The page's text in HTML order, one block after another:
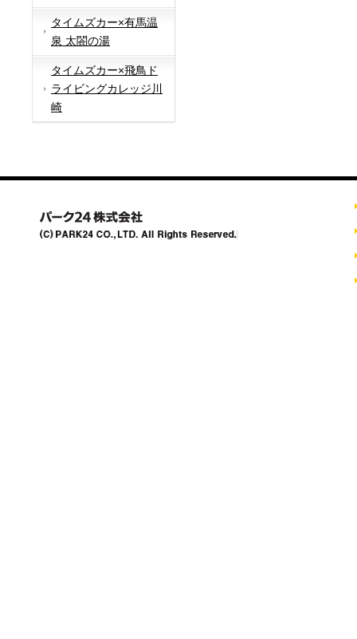
タイムズカー×有馬温
泉 太閤の湯
タイムズカー×飛鳥ド
ライビングカレッジ川
崎